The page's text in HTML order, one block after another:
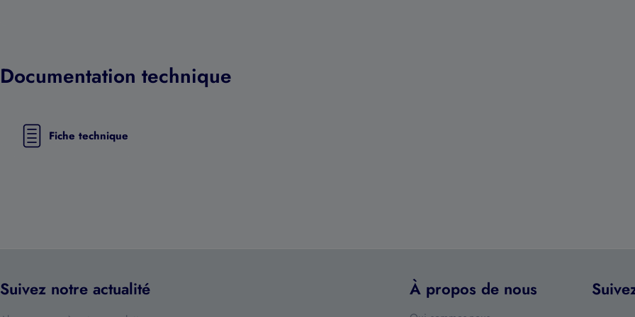
Documentation technique
Fiche technique
Suivez notre actualité À propos de nous